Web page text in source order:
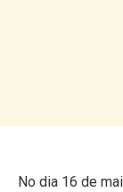
No dia 16 de